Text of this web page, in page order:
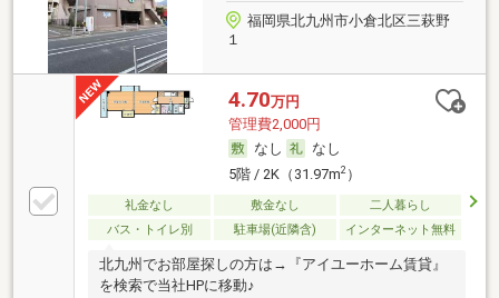
福岡県北九州市小倉北区三萩野
１
4.70万円
管理費2,000円
なし
なし
5階 / 2K（31.97m2）
礼金なし 敷金なし
二人暮らし
バス・トイレ別
駐車場(近隣含) インターネット無料
北九州でお部屋探しの方は→『アイユーホーム賃貸』
を検索で当社HPに移動♪